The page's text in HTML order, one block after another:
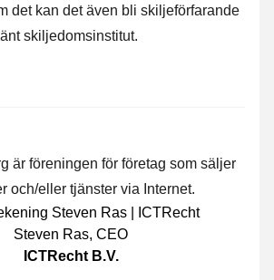
det kan det även bli skiljeförfarande
skiljedomsinstitut.
är föreningen för företag som säljer
och/eller tjänster via Internet.
Steven Ras, CEO
ICTRecht B.V.